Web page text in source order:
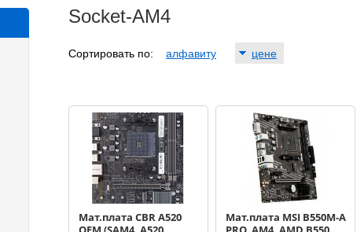
Socket-AM4
Сортировать по: алфавиту цене
Мат.плата CBR A520
Мат.плата MSI B550M-A